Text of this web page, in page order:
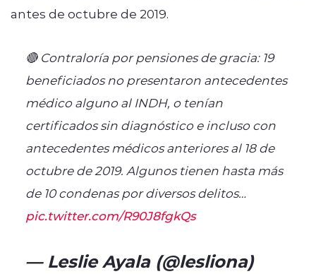
antes de octubre de 2019.
🔴 Contraloría por pensiones de gracia: 19
beneficiados no presentaron antecedentes
médico alguno al INDH, o tenían
certificados sin diagnóstico e incluso con
antecedentes médicos anteriores al 18 de
octubre de 2019. Algunos tienen hasta más
de 10 condenas por diversos delitos…
pic.twitter.com/R90J8fgkQs
— Leslie Ayala (@lesliona)